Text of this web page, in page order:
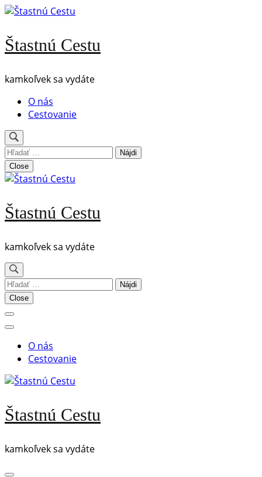
Skip
content
(Press
Štastnú Cestu
kamkoľvek sa vydáte
O nás
Cestovanie
Hľadať:
Close
Štastnú Cestu
kamkoľvek sa vydáte
Hľadať:
Close
O nás
Cestovanie
Štastnú Cestu
kamkoľvek sa vydáte